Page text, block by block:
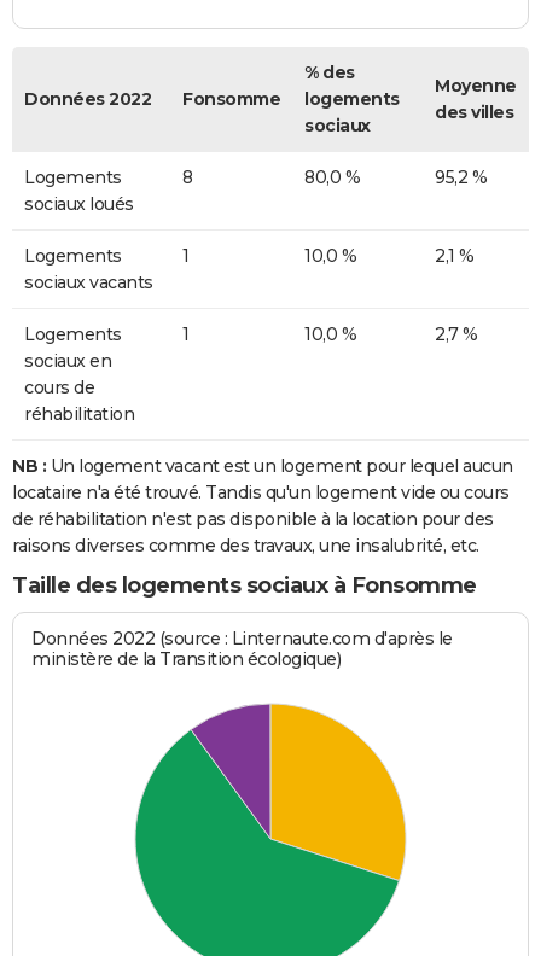
Données 2022 Fonsomme
% des
logements
sociaux
Moyenne
des villes
Logements
sociaux loués
8 80,0 % 95,2 %
Logements
sociaux vacants
1 10,0 % 2,1 %
Logements
sociaux en
cours de
réhabilitation
1 10,0 % 2,7 %
NB : Un logement vacant est un logement pour lequel aucun
locataire n'a été trouvé. Tandis qu'un logement vide ou cours
de réhabilitation n'est pas disponible à la location pour des
raisons diverses comme des travaux, une insalubrité, etc.
Taille des logements sociaux à Fonsomme
Données 2022 (source : Linternaute.com d'après le
ministère de la Transition écologique)